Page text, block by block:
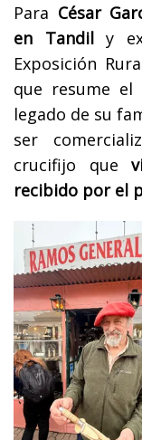
Para César
en Tandily
Exposición
que resume
legado de su
ser
crucifijo que
recibido por el